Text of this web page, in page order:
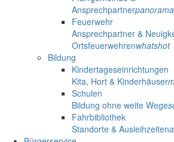
Ansprechpartner
Feuerwehr
Ansprechpartner &
Ortsfeuerwehrenwhatshot
Bildung
Kindertageseinrichtungen
Kita, Hort & Kinderhäuser
Schulen
Bildung ohne weite Wege
Fahrbibliothek
Standorte & Ausleihzeiten